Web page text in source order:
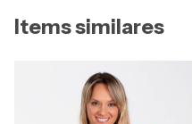
Items similares